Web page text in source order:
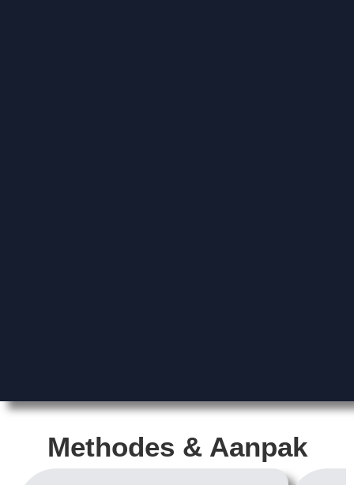
Methodes & Aanpak